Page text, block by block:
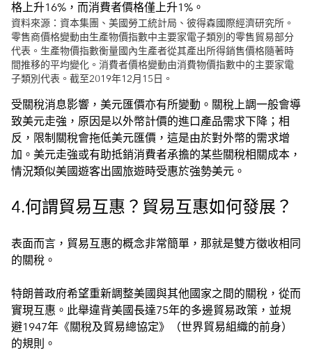
資料來源：資本集團、美國勞工統計局、彼得森國際經濟研究所。
零售商價格變動由生產物價指數中主要家電子類別的零售貿易部分
代表。生產物價指數衡量國內生產者從其產出所得銷售價格隨著時
間推移的平均變化。消費者價格變動由消費物價指數中的主要家電
子類別代表。截至2019年12月15日。
受關稅消息影響，美元匯價亦有所變動。關稅上調一般會導
致美元走強，原因是以外幣計價的進口產品需求下降；相
反，限制關稅會拖低美元匯價，這是由於對外幣的需求增
加。美元走強或有助抵銷消費者承擔的某些關稅相關成本，
情況類似美國遊客出國旅遊時受惠於強勢美元。
4.何謂貿易互惠？貿易互惠如何發展？
表面而言，貿易互惠的概念非常簡單，那就是雙方徵收相同
的關稅。
特朗普政府希望重新調整美國與其他國家之間的關稅，從而
實現互惠。此舉違背美國長達75年的多邊貿易政策，並規
避1947年《關稅及貿易總協定》（世界貿易組織的前身）
的規則。